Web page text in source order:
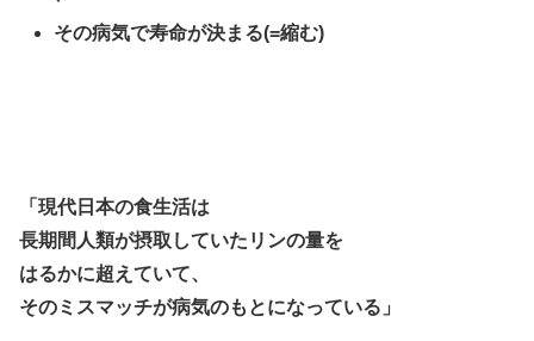
その病気で寿命が決まる(=縮む)
「現代日本の食生活は
長期間人類が摂取していたリンの量を
はるかに超えていて、
そのミスマッチが病気のもとになっている」